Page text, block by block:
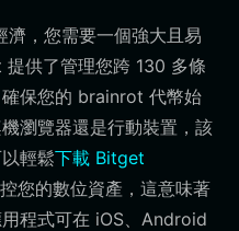
，您需要一個強大且易
供了管理您跨 130 多條
保您的 brainrot 代幣始
瀏覽器還是行動裝置，該
輕鬆下載 Bitget
您的數位資產，這意味著
程式可在 iOS、Android